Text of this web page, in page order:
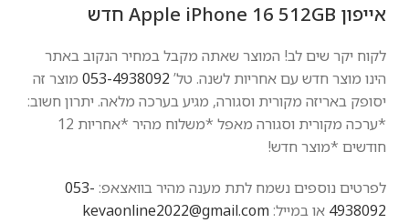
אייפון Apple iPhone 16 512GB חדש
לקוח יקר שים לב! המוצר שאתה מקבל במחיר הנקוב באתר
הינו מוצר חדש עם אחריות לשנה. טל’ 053-4938092 מוצר זה
יסופק באריזה מקורית וסגורה, מגיע בערכה מלאה. יתרון חשוב:
*ערכה מקורית וסגורה מאפל *משלוח מהיר *אחריות 12
חודשים *מוצר חדש!
לפרטים נוספים נשמח לתת מענה מהיר בוואצאפ: 053-
4938092 או במייל: kevaonline2022@gmail.com